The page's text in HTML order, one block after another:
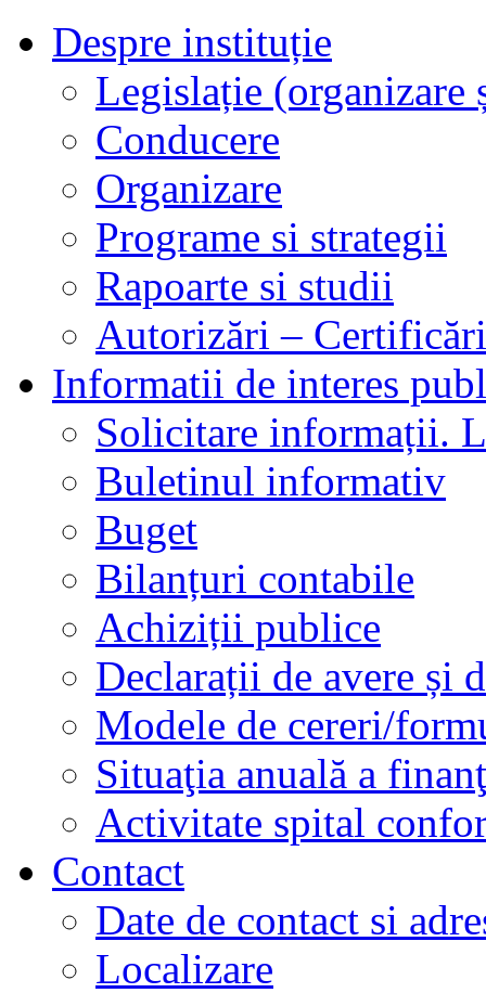
Despre instituție
Legislație
Conducere
Organizare
Programe si strategii
Rapoarte si studii
Autorizări –
Informatii de interes
Solicitare informații.
Buletinul informativ
Buget
Bilanțuri contabile
Achiziții publice
Declarații de avere și
Modele de cereri/
Situaţia anuală a
Activitate spital
Contact
Date de contact si
Localizare